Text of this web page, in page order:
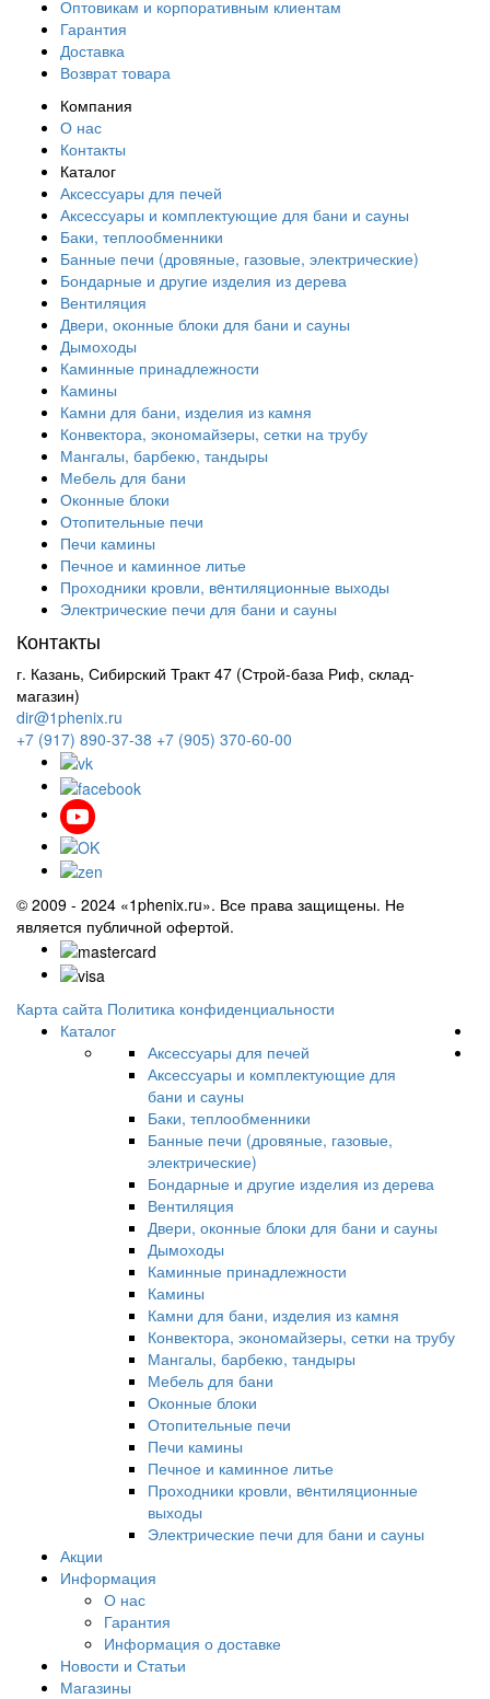
Оптовикам и корпоративным клиентам
Гарантия
Доставка
Возврат товара
Компания
О нас
Контакты
Каталог
Аксессуары для печей
Аксессуары и комплектующие для бани и сауны
Баки, теплообменники
Банные печи (дровяные, газовые, электрические)
Бондарные и другие изделия из дерева
Вентиляция
Двери, оконные блоки для бани и сауны
Дымоходы
Каминные принадлежности
Камины
Камни для бани, изделия из камня
Конвектора, экономайзеры, сетки на трубу
Мангалы, барбекю, тандыры
Мебель для бани
Оконные блоки
Отопительные печи
Печи камины
Печное и каминное литье
Проходники кровли, вeнтиляционные выходы
Электрические печи для бани и сауны
Контакты
г. Казань, Сибирский Тракт 47 (Строй-база Риф, склад-
магазин)
dir@1phenix.ru
+7 (917) 890-37-38 +7 (905) 370-60-00
© 2009 - 2024 «1phenix.ru». Все права защищены. Не
является публичной офертой.
Карта сайта Политика конфиденциальности
Каталог
Аксессуары для печей
Аксессуары и комплектующие для
бани и сауны
Баки, теплообменники
Банные печи (дровяные, газовые,
электрические)
Бондарные и другие изделия из дерева
Вентиляция
Двери, оконные блоки для бани и сауны
Дымоходы
Каминные принадлежности
Камины
Камни для бани, изделия из камня
Конвектора, экономайзеры, сетки на трубу
Мангалы, барбекю, тандыры
Мебель для бани
Оконные блоки
Отопительные печи
Печи камины
Печное и каминное литье
Проходники кровли, вeнтиляционные
выходы
Электрические печи для бани и сауны
Акции
Информация
О нас
Гарантия
Информация о доставке
Новости и Статьи
Магазины